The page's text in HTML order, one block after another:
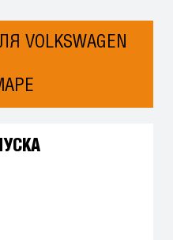
VOLKSWAGEN